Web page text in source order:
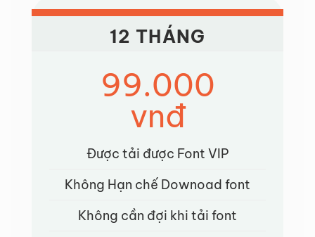
12 THÁNG
99.000
vnđ
Được tải được Font VIP
Không Hạn chế Downoad font
Không cần đợi khi tải font